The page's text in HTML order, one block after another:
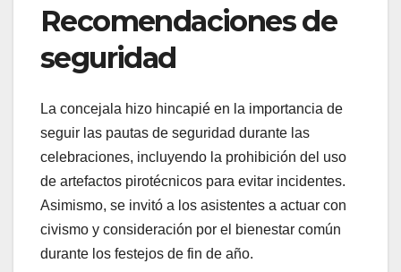
Recomendaciones de
seguridad
La concejala hizo hincapié en la importancia de
seguir las pautas de seguridad durante las
celebraciones, incluyendo la prohibición del uso
de artefactos pirotécnicos para evitar incidentes.
Asimismo, se invitó a los asistentes a actuar con
civismo y consideración por el bienestar común
durante los festejos de fin de año.